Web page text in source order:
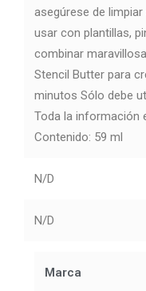
asegúrese de
usar con plantillas,
combinar
Stencil Butter para
minutos Sólo debe
Toda la información
Contenido: 59 ml
N/D
N/D
Marca